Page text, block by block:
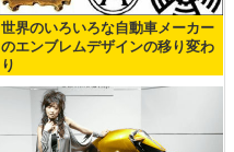
世界のいろいろな自動車メーカー
のエンブレムデザインの移り変わ
り